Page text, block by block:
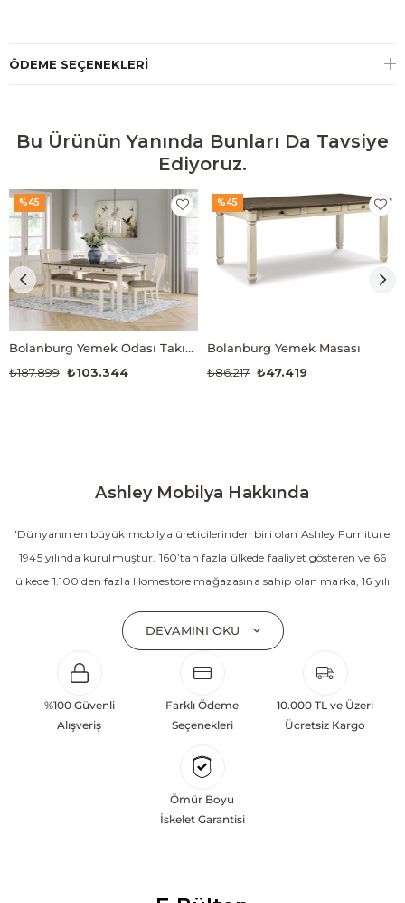
ÖDEME SEÇENEKLERI
Bu Ürünün Yanında Bunları Da Tavsiye
Ediyoruz.
Bolanburg Yemek Odası Takımı
₺103.344
₺187.899
%45
Bolanburg Yemek Masası
₺47.419
₺86.217
%45
Ashley Mobilya Hakkında
"Dünyanın en büyük mobilya üreticilerinden biri olan Ashley Furniture,
1945 yılında kurulmuştur. 160’tan fazla ülkede faaliyet gösteren ve 66
ülkede 1.100’den fazla Homestore mağazasına sahip olan marka, 16 yılı
yatak odası, oturma odası, yemek odası, home ofis ve ev dekorasyon
aksesuarları dahil olmak üzere 20’den fazla ürün kategorisinde geniş bir
koleksiyon sunmaktadır. Sabit ve hareketli koltuklar, yataklar, bahçe
mobilyaları ve demonte ürün grupları ile ürün yelpazesini sürekli
geliştiren Ashley, güçlü ve verimli global altyapısı sayesinde dünya
başarılarına değil, aynı zamanda gelecekte yaratacağı değerlere
odaklanarak sürekli gelişimi temel yaklaşım olarak benimsemektedir.
Türkiye’deki yatırımları kapsamında, Kayseri Serbest Bölgesi’nde 100
DEVAMINI OKU
%100 Güvenli
Alışveriş
Farklı Ödeme
Seçenekleri
10.000 TL ve Üzeri
Ücretsiz Kargo
Ömür Boyu
İskelet Garantisi